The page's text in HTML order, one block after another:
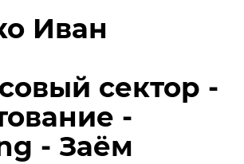
Иван
сектор -
-
- Заём